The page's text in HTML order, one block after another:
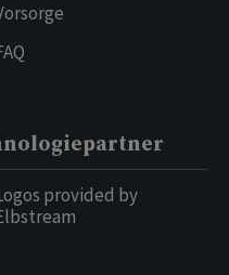
provided by